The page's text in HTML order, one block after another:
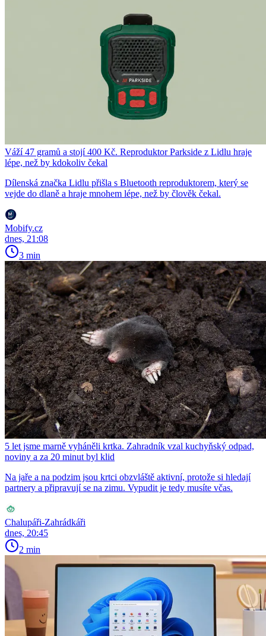
Váží 47 gramů a stojí 400 Kč. Reproduktor Parkside z Lidlu hraje
lépe, než by kdokoliv čekal
Dílenská značka Lidlu přišla s Bluetooth reproduktorem, který se
vejde do dlaně a hraje mnohem lépe, než by člověk čekal.
Mobify.cz
dnes, 21:08
3 min
5 let jsme marně vyháněli krtka. Zahradník vzal kuchyňský odpad,
noviny a za 20 minut byl klid
Na jaře a na podzim jsou krtci obzvláště aktivní, protože si hledají
partnery a připravují se na zimu. Vypudit je tedy musíte včas.
Chalupáři-Zahrádkáři
dnes, 20:45
2 min